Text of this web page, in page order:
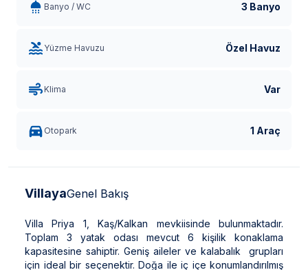
Banyo / WC 3 Banyo
Yüzme Havuzu Özel Havuz
Klima Var
Otopark 1 Araç
VillayaGenel Bakış
Villa Priya 1, Kaş/Kalkan mevkiisinde bulunmaktadır.
Toplam 3 yatak odası mevcut 6 kişilik konaklama
kapasitesine sahiptir. Geniş aileler ve kalabalık grupları
için ideal bir seçenektir. Doğa ile iç içe konumlandırılmış